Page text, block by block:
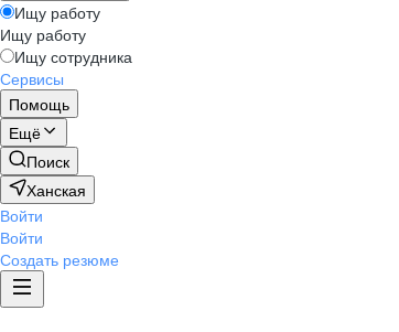
Ищу работу
Ищу работу
Ищу сотрудника
Сервисы
Помощь
Ещё
Поиск
Ханская
Войти
Войти
Создать резюме